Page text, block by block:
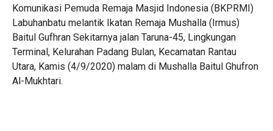
Komunikasi Pemuda Remaja Masjid Indonesia (BKPRMI)
Labuhanbatu melantik Ikatan Remaja Mushalla (Irmus)
Baitul Gufhran Sekitarnya jalan Taruna-45, Lingkungan
Terminal, Kelurahan Padang Bulan, Kecamatan Rantau
Utara, Kamis (4/9/2020) malam di Mushalla Baitul Ghufron
Al-Mukhtari.